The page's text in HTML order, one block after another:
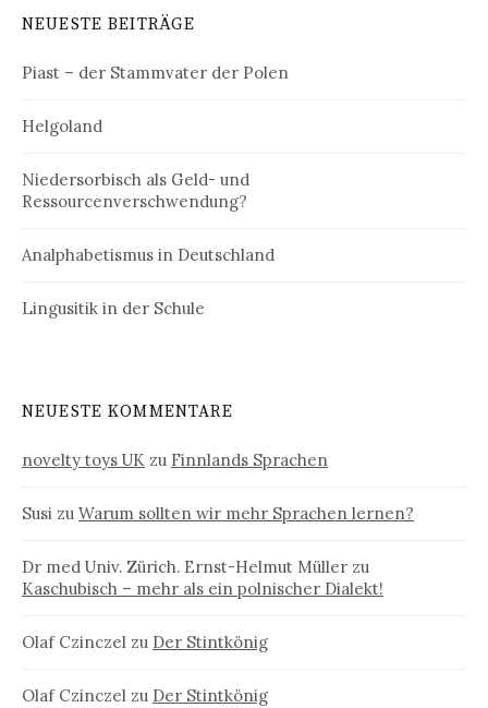
NEUESTE BEITRÄGE
Piast – der Stammvater der Polen
Helgoland
Niedersorbisch als Geld- und
Ressourcenverschwendung?
Analphabetismus in Deutschland
Lingusitik in der Schule
NEUESTE KOMMENTARE
novelty toys UK zu Finnlands Sprachen
Susi zu Warum sollten wir mehr Sprachen lernen?
Dr med Univ. Zürich. Ernst-Helmut Müller zu
Kaschubisch – mehr als ein polnischer Dialekt!
Olaf Czinczel zu Der Stintkönig
Olaf Czinczel zu Der Stintkönig